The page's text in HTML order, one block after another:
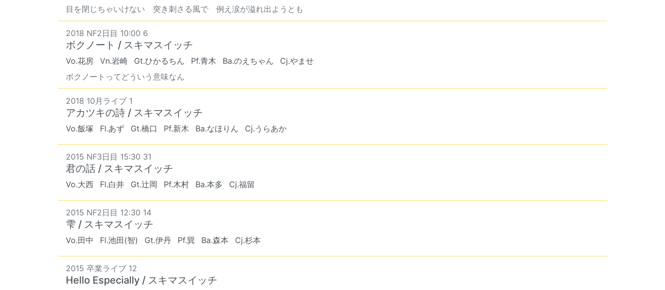
目を閉じちゃいけない 突き刺さる風で 例え涙が溢れ出ようとも
2018 NF2日目 10:00 6
ボクノート / スキマスイッチ
Vo.花房 Vn.岩崎 Gt.ひかるちん Pf.青木 Ba.のえちゃん
Cj.やませ
ボクノートってどういう意味なん
2018 10月ライブ 1
アカツキの詩 / スキマスイッチ
Vo.飯塚 Fl.あず Gt.橋口 Pf.新木 Ba.なほりん Cj.うらあか
2015 NF3日目 15:30 31
君の話 / スキマスイッチ
Vo.大西 Fl.白井 Gt.辻岡 Pf.木村 Ba.本多 Cj.福留
2015 NF2日目 12:30 14
雫 / スキマスイッチ
Vo.田中 Fl.池田(智) Gt.伊丹 Pf.巽 Ba.森本 Cj.杉本
2015 卒業ライブ 12
Hello Especially / スキマスイッチ